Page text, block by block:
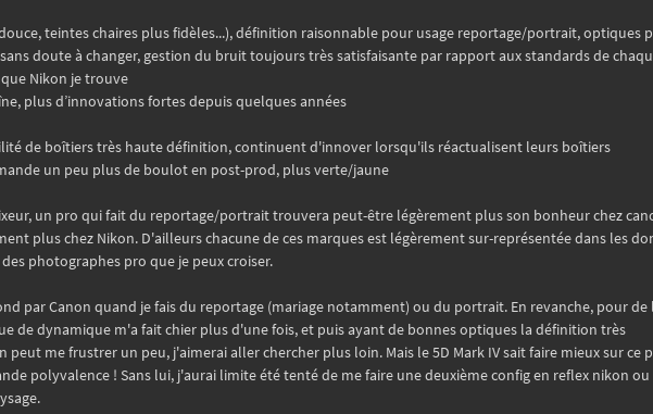
teintes chaires plus fidèles...), définition raisonnable pour usage reportage/portrait, optiques
doute à changer, gestion du bruit toujours très satisfaisante par rapport aux standards de
Nikon je trouve
plus d’innovations fortes depuis quelques années
de boîtiers très haute définition, continuent d'innover lorsqu'ils réactualisent leurs boîtiers
un peu plus de boulot en post-prod, plus verte/jaune
un pro qui fait du reportage/portrait trouvera peut-être légèrement plus son bonheur chez
plus chez Nikon. D'ailleurs chacune de ces marques est légèrement sur-représentée dans les
photographes pro que je peux croiser.
par Canon quand je fais du reportage (mariage notamment) ou du portrait. En revanche, pour
de dynamique m'a fait chier plus d'une fois, et puis ayant de bonnes optiques la définition très
me frustrer un peu, j'aimerai aller chercher plus loin. Mais le 5D Mark IV sait faire mieux sur ce
polyvalence ! Sans lui, j'aurai limite été tenté de me faire une deuxième config en reflex nikon